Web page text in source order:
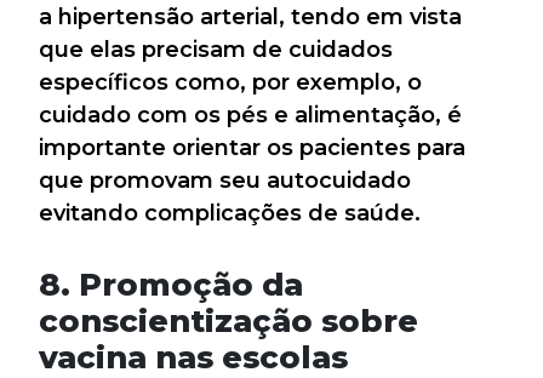
a hipertensão arterial, tendo em vista
que elas precisam de cuidados
específicos como, por exemplo, o
cuidado com os pés e alimentação, é
importante orientar os pacientes para
que promovam seu autocuidado
evitando complicações de saúde.
8. Promoção da
conscientização sobre
vacina nas escolas